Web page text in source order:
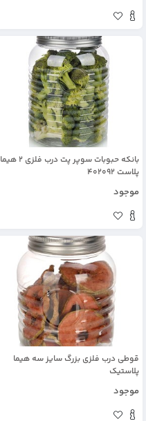
بانکه حبوبات سوپر پت درب فلزی 2 هیما
پلاست 402092
موجود
قوطی درب فلزی بزرگ سایز سه هیما
پلاستیک
موجود